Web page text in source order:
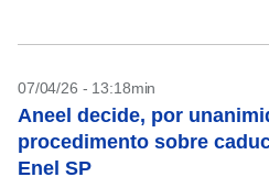
07/04/26 - 13:18min
Aneel decide, por
procedimento sobre
Enel SP